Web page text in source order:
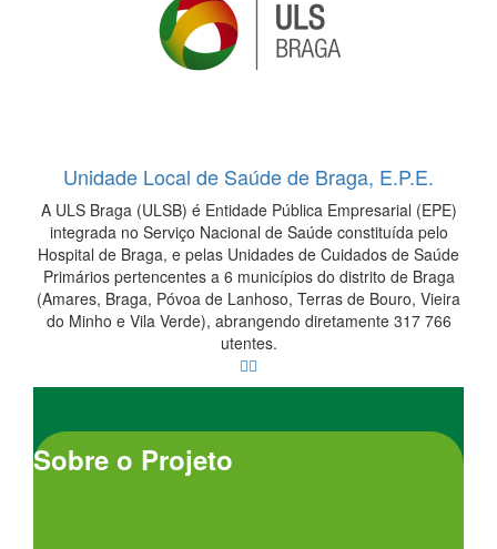
Unidade Local de Saúde de Braga, E.P.E.
A ULS Braga (ULSB) é Entidade Pública Empresarial (EPE)
integrada no Serviço Nacional de Saúde constituída pelo
Hospital de Braga, e pelas Unidades de Cuidados de Saúde
Primários pertencentes a 6 municípios do distrito de Braga
(Amares, Braga, Póvoa de Lanhoso, Terras de Bouro, Vieira
do Minho e Vila Verde), abrangendo diretamente 317 766
utentes.
Sobre o Projeto